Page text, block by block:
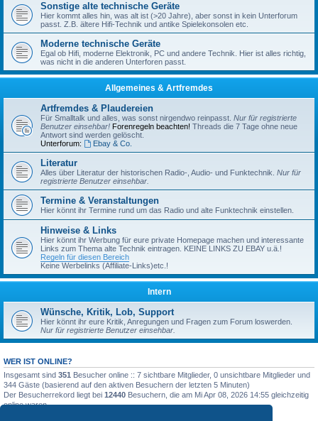
Sonstige alte technische Geräte
Hier kommt alles hin, was alt ist (>20 Jahre), aber sonst in kein Unterforum
passt. Z.B. ältere Hifi-Technik und antike Spielekonsolen etc.
Moderne technische Geräte
Egal ob Hifi, moderne Elektronik, PC und andere Technik. Hier ist alles richtig,
was nicht in die anderen Unterforen passt.
Allgemeines & Artfremdes
Artfremdes & Plaudereien
Für Smalltalk und alles, was sonst nirgendwo reinpasst. Nur für registrierte
Benutzer einsehbar! Forenregeln beachten! Threads die 7 Tage ohne neue
Antwort sind werden gelöscht.
Unterforum:
Ebay & Co.
Literatur
Alles über Literatur der historischen Radio-, Audio- und Funktechnik. Nur für
registrierte Benutzer einsehbar.
Termine & Veranstaltungen
Hier könnt ihr Termine rund um das Radio und alte Funktechnik einstellen.
Hinweise & Links
Hier könnt ihr Werbung für eure private Homepage machen und interessante
Links zum Thema alte Technik eintragen. KEINE LINKS ZU EBAY u.ä.!
Regeln für diesen Bereich
Keine Werbelinks (Affiliate-Links)etc.!
Intern
Wünsche, Kritik, Lob, Support
Hier könnt ihr eure Kritik, Anregungen und Fragen zum Forum loswerden.
Nur für registrierte Benutzer einsehbar.
WER IST ONLINE?
Insgesamt sind 351 Besucher online :: 7 sichtbare Mitglieder, 0 unsichtbare Mitglieder und
344 Gäste (basierend auf den aktiven Besuchern der letzten 5 Minuten)
Der Besucherrekord liegt bei 12440 Besuchern, die am Mi Apr 08, 2026 14:55 gleichzeitig
online waren.